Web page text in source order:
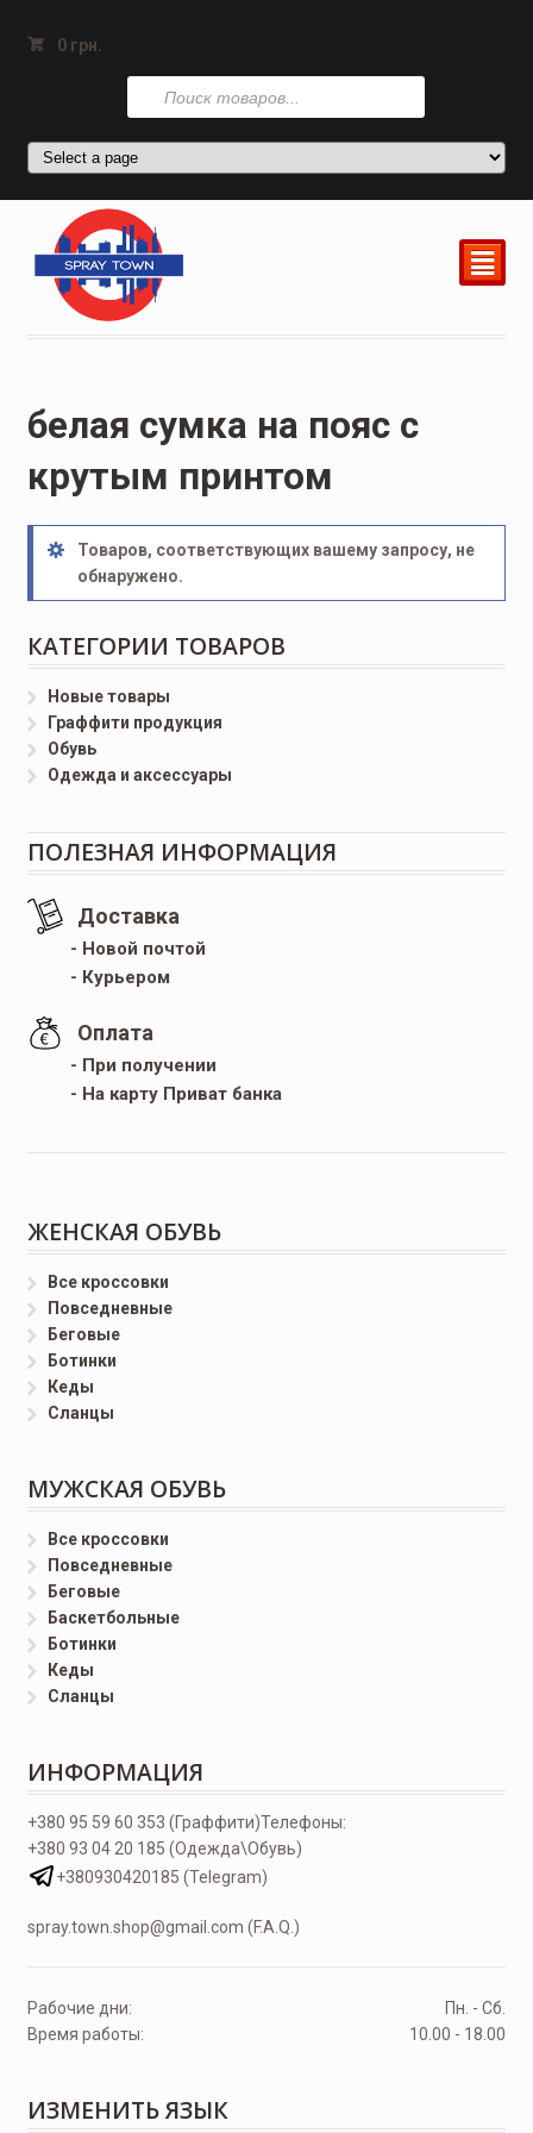
0 грн.
Поиск
товаров
²
белая сумка на пояс с
крутым принтом
Товаров, соответствующих вашему запросу, не
обнаружено.
КАТЕГОРИИ ТОВАРОВ
Новые товары
Граффити продукция
Обувь
Одежда и аксессуары
ПОЛЕЗНАЯ ИНФОРМАЦИЯ
Доставка
- Новой почтой
- Курьером
Оплата
- При получении
- На карту Приват банка
ЖЕНСКАЯ ОБУВЬ
Все кроссовки
Повседневные
Беговые
Ботинки
Кеды
Сланцы
МУЖСКАЯ ОБУВЬ
Все кроссовки
Повседневные
Беговые
Баскетбольные
Ботинки
Кеды
Сланцы
ИНФОРМАЦИЯ
Телефоны:
+380 95 59 60 353 (Граффити)
+380 93 04 20 185 (Одежда\Обувь)
+380930420185 (Telegram)
spray.town.shop@gmail.com (F.A.Q.)
Рабочие дни:
Пн. - Сб.
Время работы:
10.00 - 18.00
ИЗМЕНИТЬ ЯЗЫК